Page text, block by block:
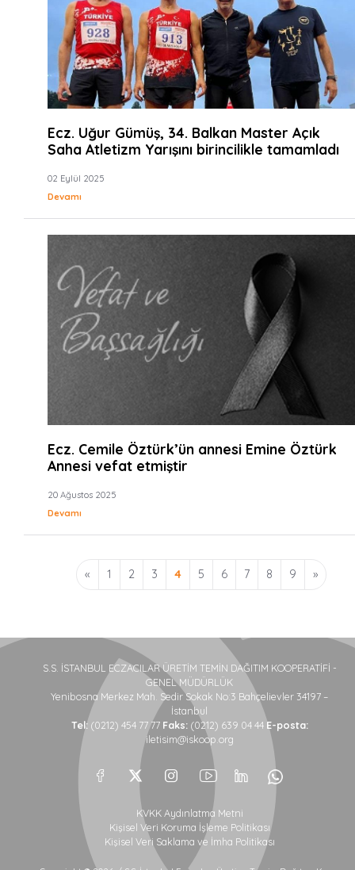
Ecz. Uğur Gümüş, 34. Balkan Master Açık
Saha Atletizm Yarışını birincilikle tamamladı
02 Eylül 2025
Devamı
Ecz. Cemile Öztürk’ün annesi Emine Öztürk
Annesi vefat etmiştir
20 Ağustos 2025
Devamı
« 1 2 3 4 5 6 7 8 9 »
S.S. İSTANBUL ECZACILAR ÜRETİM TEMİN DAĞITIM KOOPERATİFİ -
GENEL MÜDÜRLÜK
Yenibosna Merkez Mah. Sedir Sokak No:3 Bahçelievler 34197 –
İstanbul
Tel:(0212) 454 77 77 Faks:(0212) 639 04 44 E-posta:
iletisim@iskoop.org
KVKK Aydınlatma Metni
Kişisel Veri Koruma İşleme Politikası
Kişisel Veri Saklama ve İmha Politikası